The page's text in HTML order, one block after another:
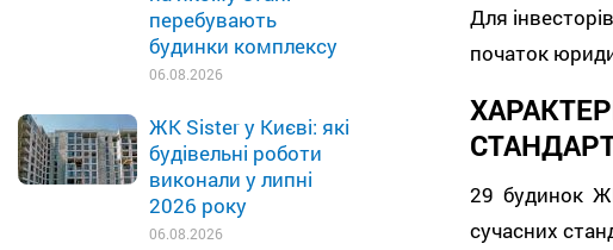
перебувають
будинки комплексу
06.08.2026
ЖК Sister у Києві: які
будівельні роботи
виконали у липні
2026 року
06.08.2026
Для
початок
29 будинок
сучасних